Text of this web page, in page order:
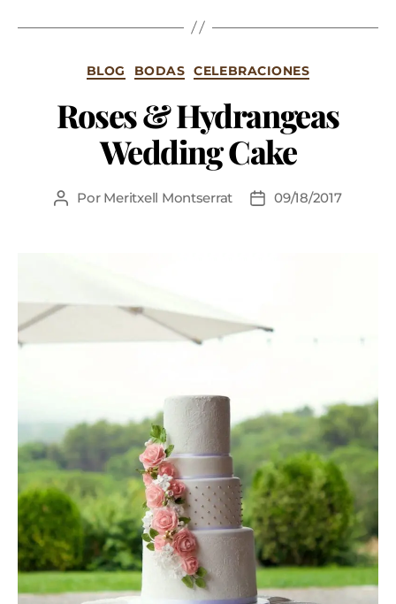
BLOG BODAS CELEBRACIONES
Roses & Hydrangeas
Wedding Cake
Por Meritxell Montserrat 09/18/2017